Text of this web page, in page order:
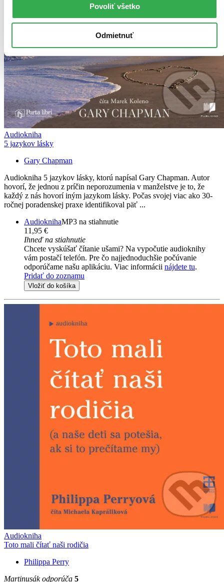
Povoliť všetko
Odmietnuť
Audiokniha
5 jazykov lásky
Gary Chapman
Audiokniha 5 jazykov lásky, ktorú napísal Gary Chapman. Autor
hovorí, že jednou z príčin neporozumenia v manželstve je to, že
každý z nás hovorí iným jazykom lásky. Počas svojej viac ako 30-
ročnej poradenskej praxe identifikoval päť ...
AudioknihaMP3 na stiahnutie
11,95 €
Ihneď na stiahnutie
Chcete vyskúšať čítanie ušami? Na vypočutie audioknihy
vám postačí telefón. Pre čo najjednoduchšie počúvanie
odporúčame našu aplikáciu. Viac informácii nájdete tu.
Pridať do zoznamu
Vložiť do košíka
Audiokniha
Toto mali čítať naši rodičia
Philippa Perry
Martinusák odporúča 5